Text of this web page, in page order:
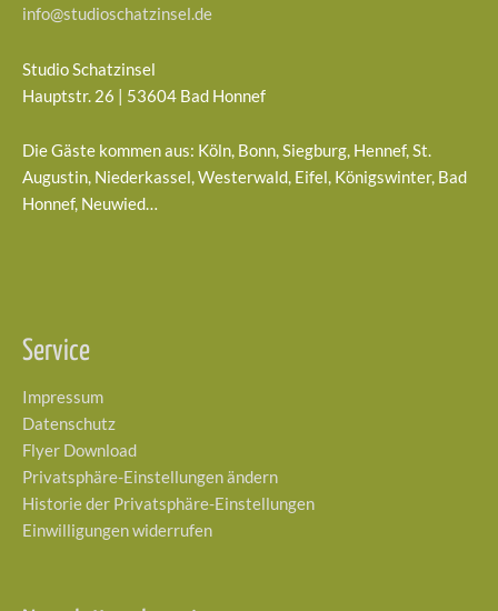
info@studioschatzinsel.de
Studio Schatzinsel
Hauptstr. 26 | 53604 Bad Honnef
Die Gäste kommen aus: Köln, Bonn, Siegburg, Hennef, St.
Augustin, Niederkassel, Westerwald, Eifel, Königswinter, Bad
Honnef, Neuwied…
Service
Impressum
Datenschutz
Flyer Download
Privatsphäre-Einstellungen ändern
Historie der Privatsphäre-Einstellungen
Einwilligungen widerrufen